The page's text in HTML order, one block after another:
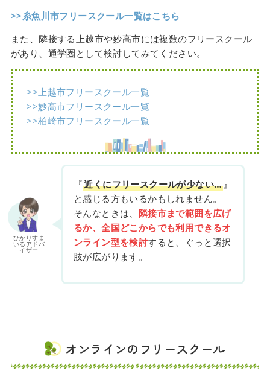
>>糸魚川市フリースクール一覧はこちら
また、隣接する上越市や妙高市には複数のフリースクール
があり、通学圏として検討してみてください。
>>上越市フリースクール一覧
>>妙高市フリースクール一覧
>>柏崎市フリースクール一覧
ひかりすま
いるアドバ
イザー
『近くにフリースクールが少ない… 』
と感じる方もいるかもしれません。
そんなときは、 隣接市まで範囲を広げ
るか、全国どこからでも利用できるオ
ンライン型を検討すると、ぐっと選択
肢が広がります。
オンラインのフリースクール